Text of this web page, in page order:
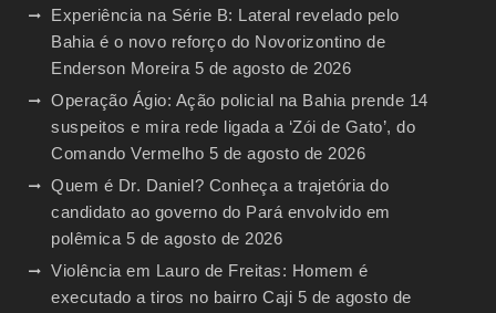
Experiência na Série B: Lateral revelado pelo
Bahia é o novo reforço do Novorizontino de
Enderson Moreira 5 de agosto de 2026
Operação Ágio: Ação policial na Bahia prende 14
suspeitos e mira rede ligada a ‘Zói de Gato’, do
Comando Vermelho 5 de agosto de 2026
Quem é Dr. Daniel? Conheça a trajetória do
candidato ao governo do Pará envolvido em
polêmica 5 de agosto de 2026
Violência em Lauro de Freitas: Homem é
executado a tiros no bairro Caji 5 de agosto de